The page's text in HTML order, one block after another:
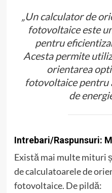
„Un calculator de
fotovoltaice este
pentru
Acesta permite
orientarea
fotovoltaice pentru
de
Intrebari/Raspunsuri:
Există mai multe mituri
de calculatoarele de
fotovoltaice. De pildă: